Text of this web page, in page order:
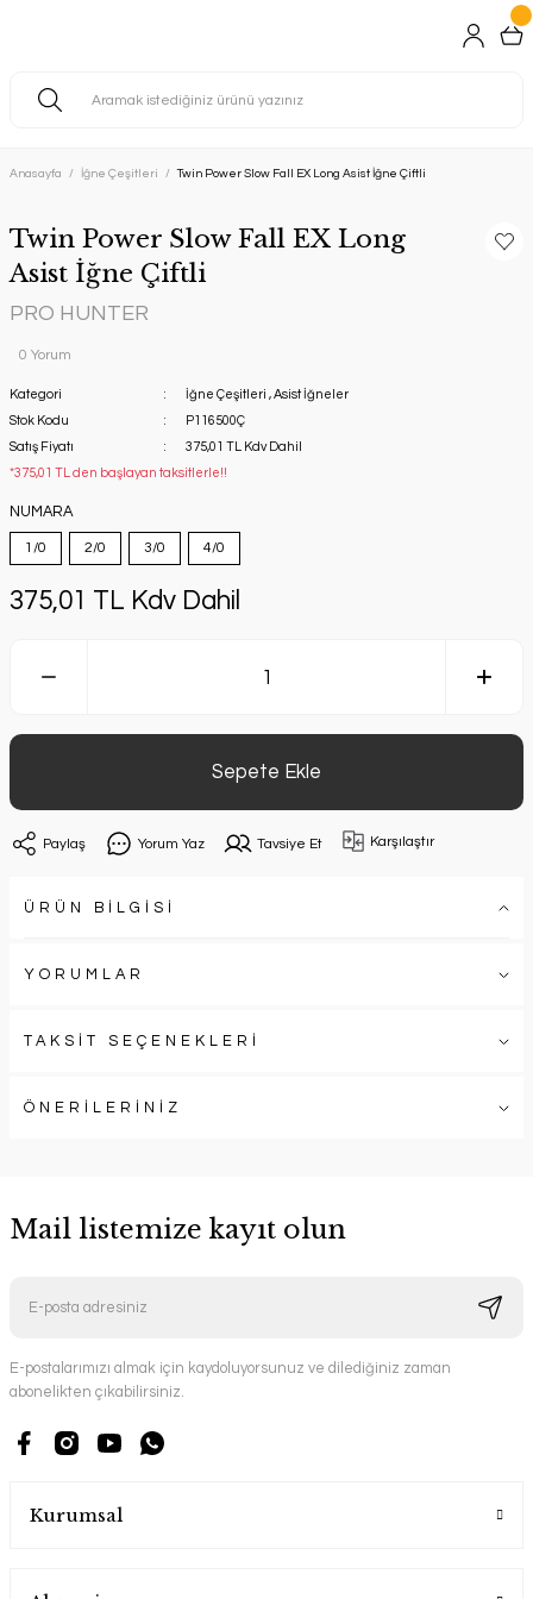
Anasayfa İğne Çeşitleri Twin Power Slow Fall EX Long Asist İğne Çiftli
Twin Power Slow Fall EX Long
Asist İğne Çiftli
PRO HUNTER
0 Yorum
Kategori İğne Çeşitleri ,Asist İğneler
Stok Kodu
P116500Ç
Satış Fiyatı
375,01 TL Kdv Dahil
*375,01 TL den başlayan taksitlerle!!
NUMARA
1/0 2/0 3/0 4/0
375,01 TL Kdv Dahil
Sepete Ekle
Paylaş Yorum Yaz Tavsiye Et Karşılaştır
ÜRÜN BİLGİSİ
YORUMLAR
TAKSİT SEÇENEKLERİ
ÖNERİLERİNİZ
Mail listemize kayıt olun
E-postalarımızı almak için kaydoluyorsunuz ve dilediğiniz zaman
abonelikten çıkabilirsiniz.
Kurumsal